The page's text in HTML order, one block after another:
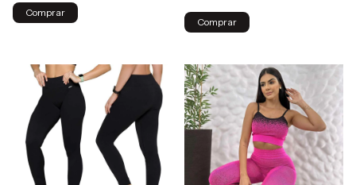
Comprar
Comprar